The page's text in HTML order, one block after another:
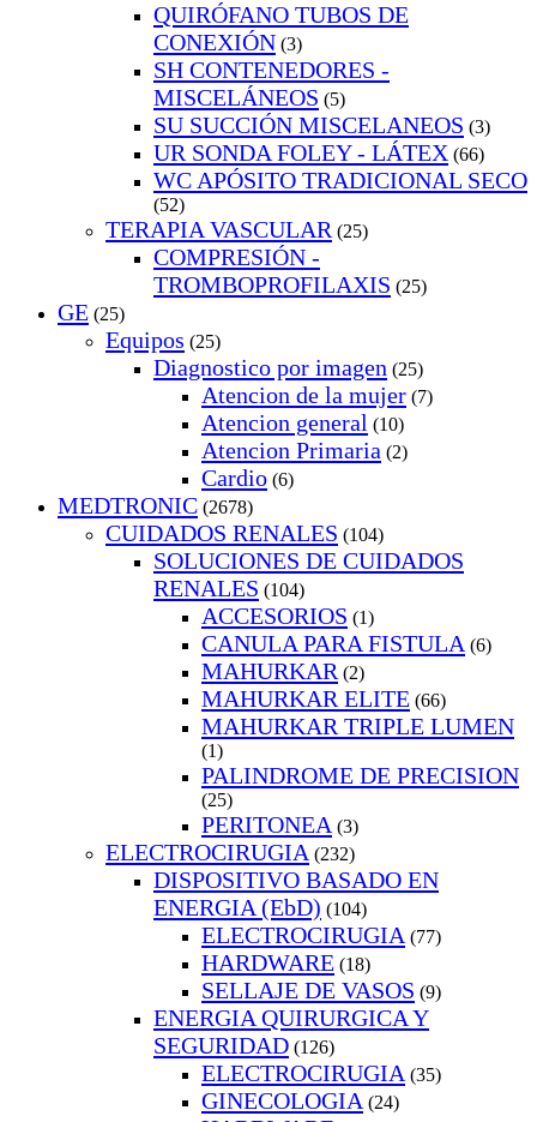
QUIRÓFANO TUBOS DE
CONEXIÓN (3)
SH CONTENEDORES -
MISCELÁNEOS (5)
SU SUCCIÓN MISCELANEOS (3)
UR SONDA FOLEY - LÁTEX (66)
WC APÓSITO TRADICIONAL SECO
(52)
TERAPIA VASCULAR (25)
COMPRESIÓN -
TROMBOPROFILAXIS (25)
GE (25)
Equipos (25)
Diagnostico por imagen (25)
Atencion de la mujer (7)
Atencion general (10)
Atencion Primaria (2)
Cardio (6)
MEDTRONIC (2678)
CUIDADOS RENALES (104)
SOLUCIONES DE CUIDADOS
RENALES (104)
ACCESORIOS (1)
CANULA PARA FISTULA (6)
MAHURKAR (2)
MAHURKAR ELITE (66)
MAHURKAR TRIPLE LUMEN
(1)
PALINDROME DE PRECISION
(25)
PERITONEA (3)
ELECTROCIRUGIA (232)
DISPOSITIVO BASADO EN
ENERGIA (EbD) (104)
ELECTROCIRUGIA (77)
HARDWARE (18)
SELLAJE DE VASOS (9)
ENERGIA QUIRURGICA Y
SEGURIDAD (126)
ELECTROCIRUGIA (35)
GINECOLOGIA (24)